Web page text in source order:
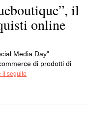
il
online
Media Day”
di prodotti di
il seguito